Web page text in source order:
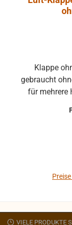
gebraucht ohne Klappenbelag 25x22 mm passend
für mehrere
um
gehen auf Kosten
VIELE PRODUKTE